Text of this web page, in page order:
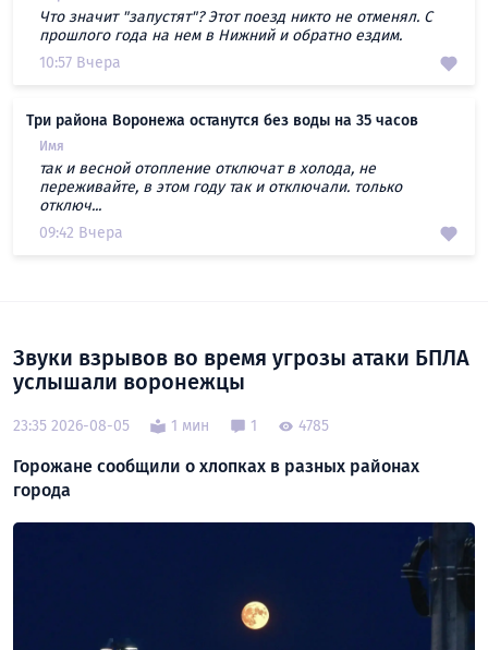
Что значит "запустят"? Этот поезд никто не отменял. С
прошлого года на нем в Нижний и обратно ездим.
10:57 Вчера
Три района Воронежа останутся без воды на 35 часов
Имя
так и весной отопление отключат в холода, не
переживайте, в этом году так и отключали. только
отключ...
09:42 Вчера
Звуки взрывов во время угрозы атаки БПЛА
услышали воронежцы
23:35 2026-08-05 1 мин 1 4785
Горожане сообщили о хлопках в разных районах
города